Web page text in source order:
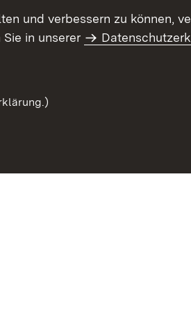
und verbessern zu können,
in unserer